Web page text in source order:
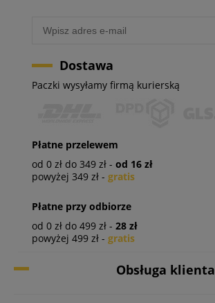
Dostawa
Paczki wysyłamy firmą kurierską
Płatne przelewem
od 0 zł do 349 zł - od 16 zł
powyżej 349 zł - gratis
Płatne przy odbiorze
od 0 zł do 499 zł - 28 zł
powyżej 499 zł - gratis
Obsługa klienta